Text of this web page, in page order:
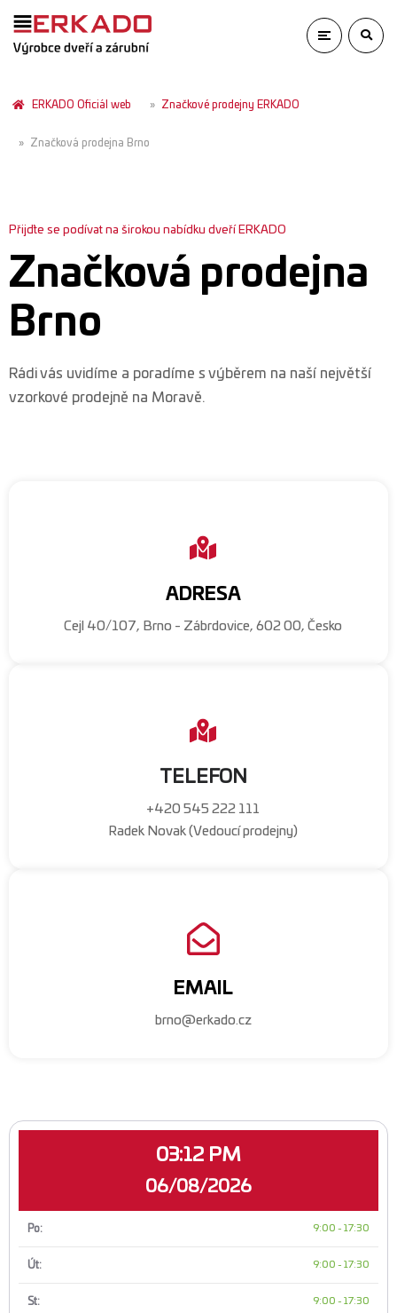
ERKADO Oficiál web Značkové prodejny ERKADO
Značková prodejna Brno
Přijďte se podívat na širokou nabídku dveří ERKADO
Značková prodejna
Brno
Rádi vás uvidíme a poradíme s výběrem na naší největší
vzorkové prodejně na Moravě.
ADRESA
Cejl 40/107, Brno - Zábrdovice, 602 00, Česko
TELEFON
+420 545 222 111
Radek Novak (Vedoucí prodejny)
EMAIL
brno@erkado.cz
03:12 PM
06/08/2026
Po: 9:00 - 17:30
Út: 9:00 - 17:30
St: 9:00 - 17:30